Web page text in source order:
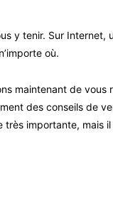
y tenir. Sur
où.
maintenant de
des conseils de
importante,